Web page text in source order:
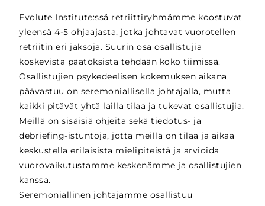
Evolute Institute:ssä retriittiryhmämme koostuvat
yleensä 4-5 ohjaajasta, jotka johtavat vuorotellen
retriitin eri jaksoja. Suurin osa osallistujia
koskevista päätöksistä tehdään koko tiimissä.
Osallistujien psykedeelisen kokemuksen aikana
päävastuu on seremoniallisella johtajalla, mutta
kaikki pitävät yhtä lailla tilaa ja tukevat osallistujia.
Meillä on sisäisiä ohjeita sekä tiedotus- ja
debriefing-istuntoja, jotta meillä on tilaa ja aikaa
keskustella erilaisista mielipiteistä ja arvioida
vuorovaikutustamme keskenämme ja osallistujien
kanssa.
Seremoniallinen johtajamme osallistuu